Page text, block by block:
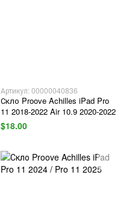
Артикул: 00000040836
Скло Proove Achilles iPad Pro
11 2018-2022 Air 10.9 2020-2022
$18.00